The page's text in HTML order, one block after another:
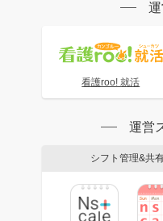
運
看護roo! 就活
運営
シフト管理&共